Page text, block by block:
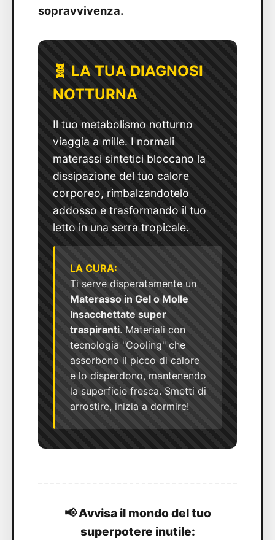
sopravvivenza.
🧬 LA TUA DIAGNOSI
NOTTURNA
Il tuo metabolismo notturno
viaggia a mille. I normali
materassi sintetici bloccano la
dissipazione del tuo calore
corporeo, rimbalzandotelo
addosso e trasformando il tuo
letto in una serra tropicale.
LA CURA:
Ti serve disperatamente un
Materasso in Gel o Molle
Insacchettate super
traspiranti. Materiali con
tecnologia "Cooling" che
assorbono il picco di calore
e lo disperdono, mantenendo
la superficie fresca. Smetti di
arrostire, inizia a dormire!
📢 Avvisa il mondo del tuo
superpotere inutile: